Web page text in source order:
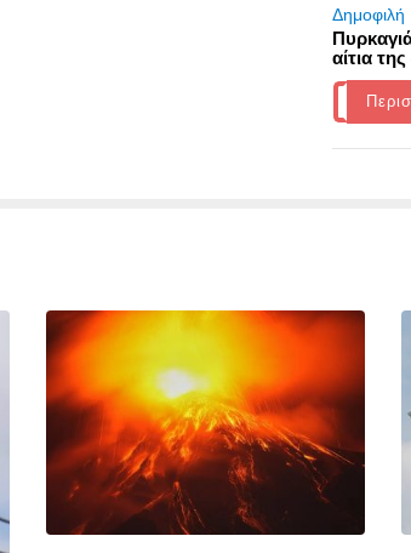
Δημοφιλή
αίτια